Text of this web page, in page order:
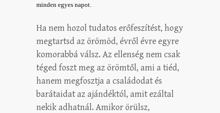
minden egyes napot.
Ha nem hozol tudatos erőfeszítést, hogy
megtartsd az örömöd, évről évre egyre
komorabbá válsz. Az ellenség nem csak
téged foszt meg az örömtől, ami a tiéd,
hanem megfosztja a családodat és
barátaidat az ajándéktól, amit ezáltal
nekik adhatnál. Amikor örülsz,